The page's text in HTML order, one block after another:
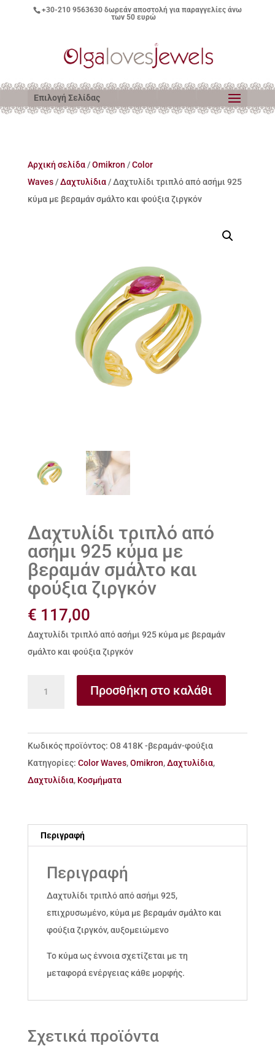
+30-210 9563630δωρεάν αποστολή για παραγγελίες άνω
των 50 ευρώ
Επιλογή Σελίδας
Αρχική σελίδα/Omikron /Color
Waves/Δαχτυλίδια/ Δαχτυλίδι τριπλό από ασήμι 925
κύμα με βεραμάν σμάλτο και φούξια ζιργκόν
Δαχτυλίδι τριπλό από
ασήμι 925 κύμα με
βεραμάν σμάλτο και
φούξια ζιργκόν
€ 117,00
Δαχτυλίδι τριπλό από ασήμι 925 κύμα με βεραμάν
σμάλτο και φούξια ζιργκόν
ασήμι
925
κύμα
με
Προσθήκη στο καλάθι
Κωδικός προϊόντος: Ο8 418Κ -βεραμάν-φούξια
Κατηγορίες: Color Waves,Omikron,Δαχτυλίδια,
Δαχτυλίδια, Κοσμήματα
Περιγραφή
Περιγραφή
Δαχτυλίδι τριπλό από ασήμι 925,
επιχρυσωμένο, κύμα με βεραμάν σμάλτο και
φούξια ζιργκόν, αυξομειώμενο
Το κύμα ως έννοια σχετίζεται με τη
μεταφορά ενέργειας κάθε μορφής.
Σχετικά προϊόντα